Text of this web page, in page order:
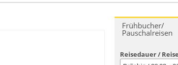
Frühbucher/
Pauschalreisen
Reisedauer /